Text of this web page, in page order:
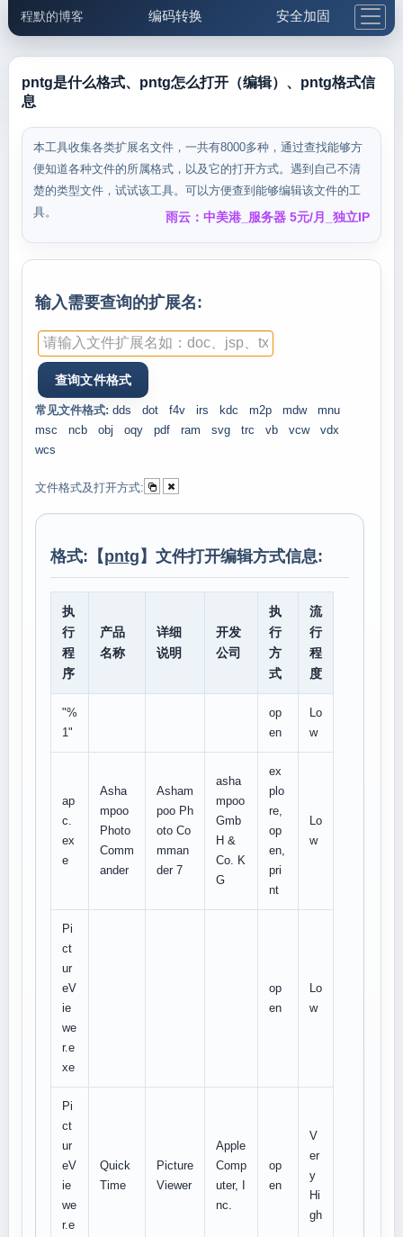
程默的博客 编码转换 安全加固
邮件工具 生活便民 更多工具
pntg是什么格式、pntg怎么打开（编辑）、pntg格式信
息
本工具收集各类扩展名文件，一共有8000多种，通过查找能够方
便知道各种文件的所属格式，以及它的打开方式。遇到自己不清
楚的类型文件，试试该工具。可以方便查到能够编辑该文件的工
具。
雨云：中美港_服务器 5元/月_独立IP
输入需要查询的扩展名:
常见文件格式: dds dot f4v irs kdc m2p mdw
mnu
msc
ncb obj oqy pdf ram svg trc vb vcw
vdx
wcs
文件格式及打开方式:
格式:【pntg 】文件打开编辑方式信息:
执
行
程
序
产品
名称
详细
说明
开发
公司
执
行
方
式
流
行
程
度
"%
1"
op
en
Lo
w
ap
c.
ex
e
Asha
mpoo
Photo
Comm
ander
Asham
poo Ph
oto Co
mman
der 7
asha
mpoo
Gmb
H &
Co. K
G
ex
plo
re,
op
en,
pri
nt
Lo
w
Pi
ct
ur
eV
ie
we
r.e
xe
op
en
Lo
w
Pi
ct
ur
eV
ie
we
r.e
Quick
Time
Picture
Viewer
Apple
Comp
uter, I
nc.
op
en
V
er
y
Hi
gh